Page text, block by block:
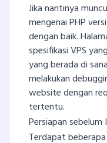
Jika nantinya
mengenai PHP
dengan baik.
spesifikasi VPS
yang berada di
melakukan
website dengan
tertentu.
Persiapan sebelum
Terdapat